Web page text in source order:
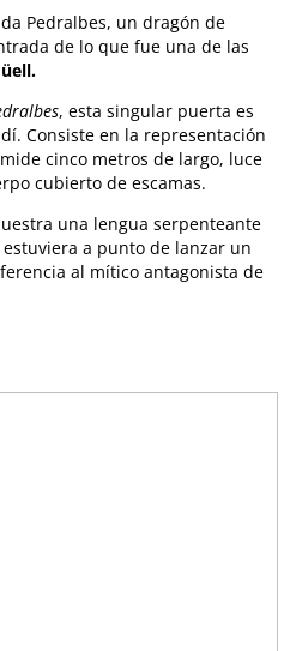
Pedralbes, un dragón de
de lo que fue una de las
, esta singular puerta es
Consiste en la representación
cinco metros de largo, luce
cubierto de escamas.
una lengua serpenteante
a punto de lanzar un
al mítico antagonista de